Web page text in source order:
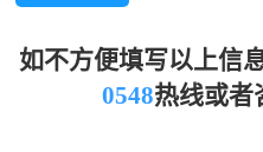
如不方便填写以上信
0548热线或者